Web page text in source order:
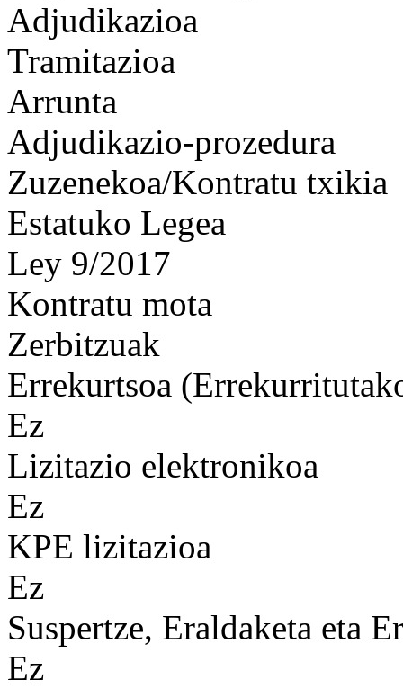
Adjudikazioa
Tramitazioa
Arrunta
Adjudikazio-prozedura
Zuzenekoa/Kontratu txikia
Estatuko Legea
Ley 9/2017
Kontratu mota
Zerbitzuak
Errekurtsoa
Ez
Lizitazio elektronikoa
Ez
KPE lizitazioa
Ez
Suspertze, Eraldaketa eta
Ez